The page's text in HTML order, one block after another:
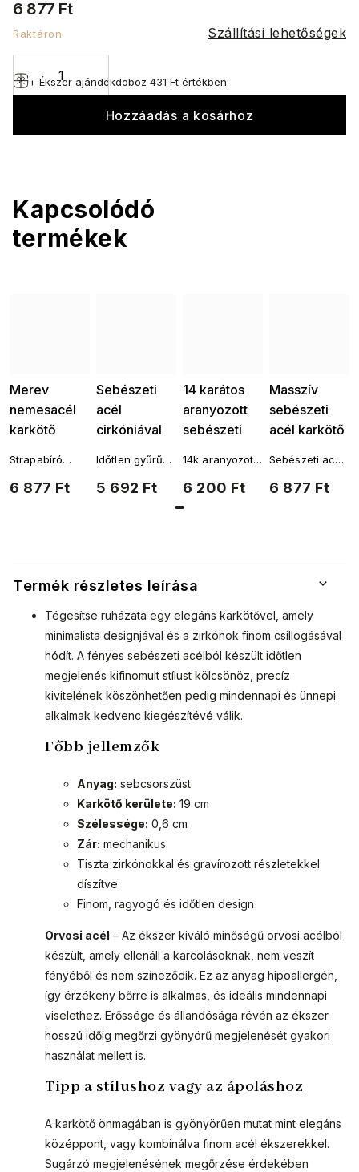
6 877 Ft
Raktáron Szállítási lehetőségek
Hozzáadás a kosárhoz
+ Ékszer ajándékdoboz 431 Ft értékben
Termék részletes leírása
Tégesítse ruházata egy elegáns karkötővel, amely
minimalista designjával és a zirkónok finom csillogásával
hódít. A fényes sebészeti acélból készült időtlen
megjelenés kifinomult stílust kölcsönöz, precíz
kivitelének köszönhetően pedig mindennapi és ünnepi
alkalmak kedvenc kiegészítévé válik.
Főbb jellemzők
Anyag: sebcsorszüst
Karkötő kerülete: 19 cm
Szélessége: 0,6 cm
Zár: mechanikus
Tiszta zirkónokkal és gravírozott részletekkel
díszítve
Finom, ragyogó és időtlen design
Orvosi acél – Az ékszer kiváló minőségű orvosi acélból
készült, amely ellenáll a karcolásoknak, nem veszít
fényéből és nem színeződik. Ez az anyag hipoallergén,
így érzékeny bőrre is alkalmas, és ideális mindennapi
viselethez. Erőssége és állandósága révén az ékszer
hosszú időig megőrzi gyönyörű megjelenését gyakori
használat mellett is.
Tipp a stílushoz vagy az ápoláshoz
A karkötő önmagában is gyönyörűen mutat mint elegáns
középpont, vagy kombinálva finom acél ékszerekkel.
Sugárzó megjelenésének megőrzése érdekében
Kapcsolódó
termékek
Merev
nemesacél
karkötő
2184-1
6 877 Ft
Strapabíró
karkötő
Sebészeti
acél
cirkóniával
gyűrű 0358
5 692 Ft
Időtlen gyűrű
sebészetiacél
14 karátos
aranyozott
sebészeti
4000447
6 200 Ft
14k aranyozott
gyűrű
Masszív
sebészeti
acél karkötő
6 877 Ft
Sebészeti acél